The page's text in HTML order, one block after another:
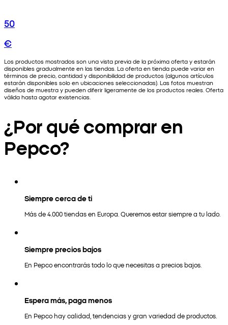
50
€
Los productos mostrados son una vista previa de la próxima oferta y estarán
disponibles gradualmente en las tiendas. La oferta en tienda puede variar en
términos de precio, cantidad y disponibilidad de productos (algunos artículos
estarán disponibles solo en ubicaciones seleccionadas). Las fotos muestran
diseños de muestra y pueden diferir ligeramente de los productos reales. Oferta
válida hasta agotar existencias.
¿Por qué comprar en
Pepco?
Siempre cerca de ti
Más de 4.000 tiendas en Europa. Queremos estar siempre a tu lado.
Siempre precios bajos
En Pepco encontrarás todo lo que necesitas a precios bajos.
Espera más, paga menos
En Pepco hay calidad, tendencias y gran variedad de productos.